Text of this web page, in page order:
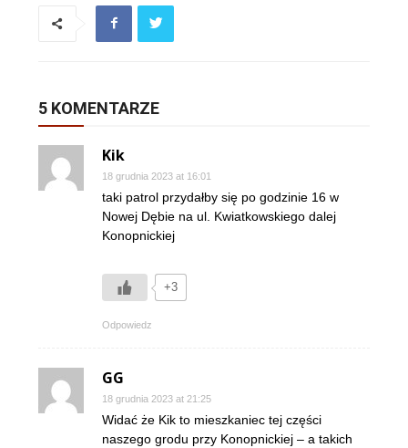
5 KOMENTARZE
Kik
18 grudnia 2023 at 16:01
taki patrol przydałby się po godzinie 16 w
Nowej Dębie na ul. Kwiatkowskiego dalej
Konopnickiej
+3
Odpowiedz
GG
18 grudnia 2023 at 21:25
Widać że Kik to mieszkaniec tej części
naszego grodu przy Konopnickiej – a takich